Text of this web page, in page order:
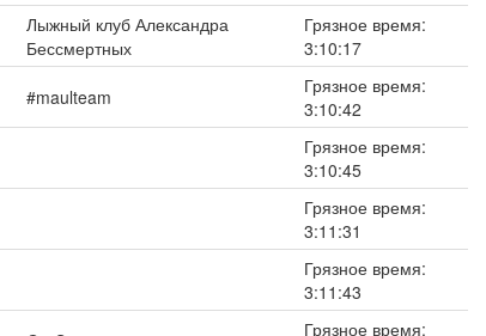
Лыжный клуб Александра
Бессмертных
Грязное время:
3:10:17
#maulteam
Грязное время:
3:10:42
Грязное время:
3:10:45
Грязное время:
3:11:31
Грязное время:
3:11:43
Грязное время: